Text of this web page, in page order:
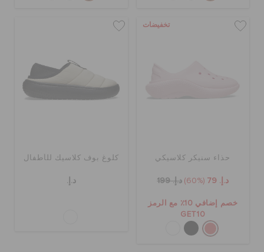
قائمة الامنيات
خدمة العملاء
تخفيضات
حذاء سنيكر كلاسيكي
د.إ. 79 (60%) د.إ. 199
خصم إضافي 10٪ مع الرمز
GET10
كلوغ بوف كلاسيك للأطفال
د.إ.